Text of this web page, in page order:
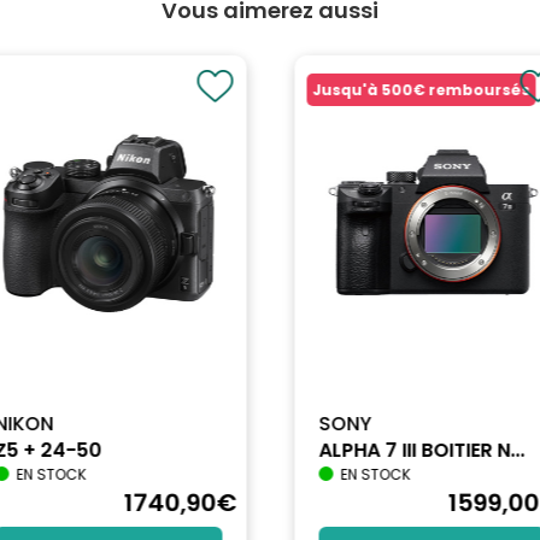
Vous aimerez aussi
+ 24-50
EN STOCK
1740,90€
Jusqu'à 500€ remboursés
SONY
ALPHA 7 III BOITIER N...
EN STOCK
1599,00